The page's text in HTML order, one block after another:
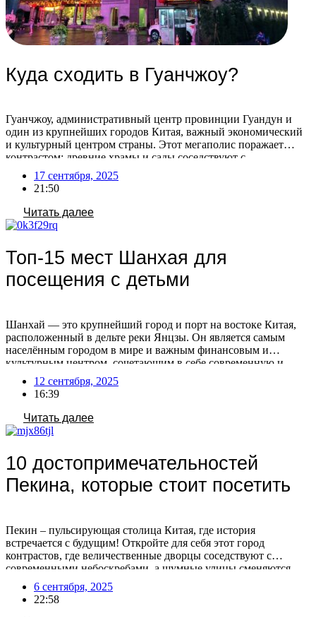
Куда сходить в Гуанчжоу?
Гуанчжоу, административный центр провинции Гуандун и
один из крупнейших городов Китая, важный экономический
и культурный центром страны. Этот мегаполис поражает
контрастом: древние храмы и сады соседствуют с
ультрасовременными небоскребами. Гуанчжоу также известен
как центр оптовой торговли, где можно найти практически
любой товар с маркировкой «Сделано в Китае». Помимо
оживленных торговых улиц, город предлагает множество
парков, […]
17 сентября, 2025
21:50
Читать далее
Топ-15 мест Шанхая для
посещения с детьми
Шанхай — это крупнейший город и порт на востоке Китая,
расположенный в дельте реки Янцзы. Он является самым
населённым городом в мире и важным финансовым и
культурным центром, сочетающим в себе современную и
традиционную культуру Китая. После отмены виз для россиян
с 15 сентября 2025, посещение Китая станет более доступным
и популярным! Воспользуйтесь этой возможностью, […]
12 сентября, 2025
16:39
Читать далее
10 достопримечательностей
Пекина, которые стоит посетить
Пекин – пульсирующая столица Китая, где история
встречается с будущим! Откройте для себя этот город
контрастов, где величественные дворцы соседствуют с
современными небоскребами, а шумные улицы сменяются
тихими садами. Готовы исследовать главные сокровища
Пекина? Если вы мечтаете о путешествии в этот
удивительный город, но не знаете с чего начать, мы поможем
6 сентября, 2025
22:58